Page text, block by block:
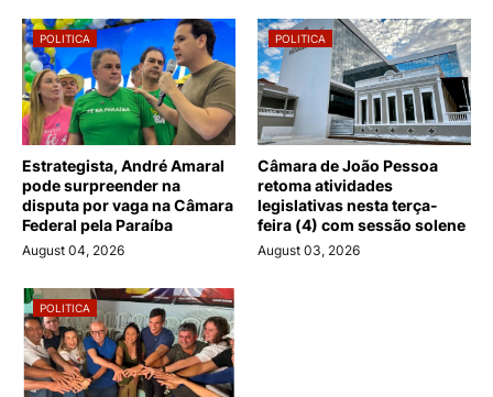
POLITICA
Estrategista, André Amaral
pode surpreender na
disputa por vaga na Câmara
Federal pela Paraíba
August 04, 2026
POLITICA
Câmara de João Pessoa
retoma atividades
legislativas nesta terça-
feira (4) com sessão solene
August 03, 2026
POLITICA